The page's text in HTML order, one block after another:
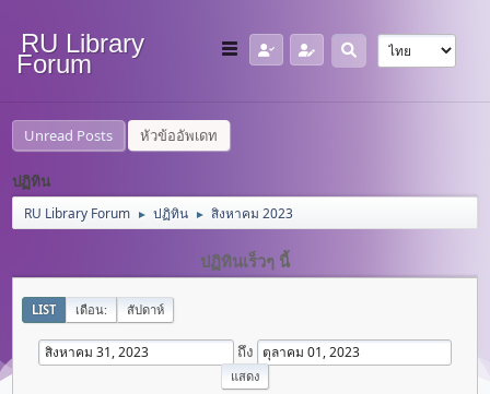
RU Library
Forum
Unread Posts หัวข้ออัพเดท
ปฏิทิน
RU Library Forum ► ปฏิทิน ► สิงหาคม 2023
ปฏิทินเร็วๆ นี้
LIST เดือน: สัปดาห์
ถึง